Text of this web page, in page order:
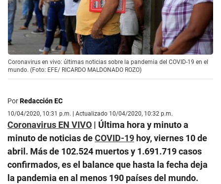
Coronavirus en vivo: últimas noticias sobre la pandemia del COVID-19 en el
mundo. (Foto: EFE/ RICARDO MALDONADO ROZO)
PorRedacción EC
10/04/2020, 10:31 p.m. | Actualizado 10/04/2020, 10:32 p.m.
Coronavirus EN VIVO | Última hora y minuto a
minuto de noticias deCOVID-19 hoy, viernes 10 de
abril. Más de 102.524 muertos y 1.691.719 casos
confirmados, es el balance que hasta la fecha deja
la pandemia en al menos 190 países del mundo.